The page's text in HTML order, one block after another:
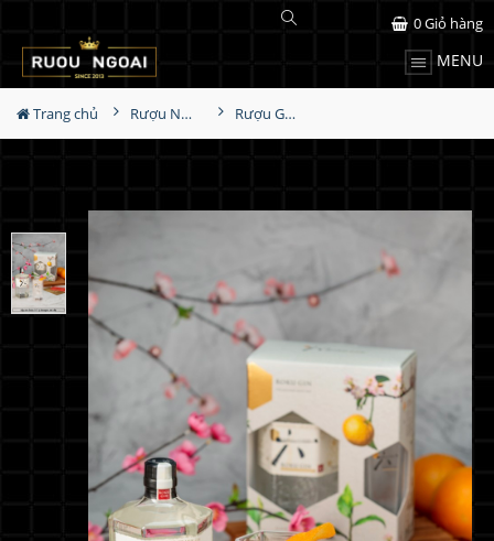
MENU
0Giỏ hàng
Trang chủ Rượu Nhật Rượu Goku Gin - Hộp Quà Tết 2022